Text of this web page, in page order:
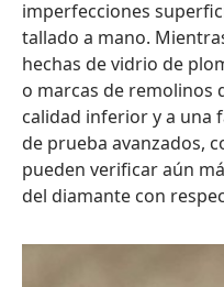
imperfecciones
tallado a mano.
hechas de vidrio de
o marcas de remolinos
calidad inferior y a una
de prueba avanzados,
pueden verificar aún
del diamante con